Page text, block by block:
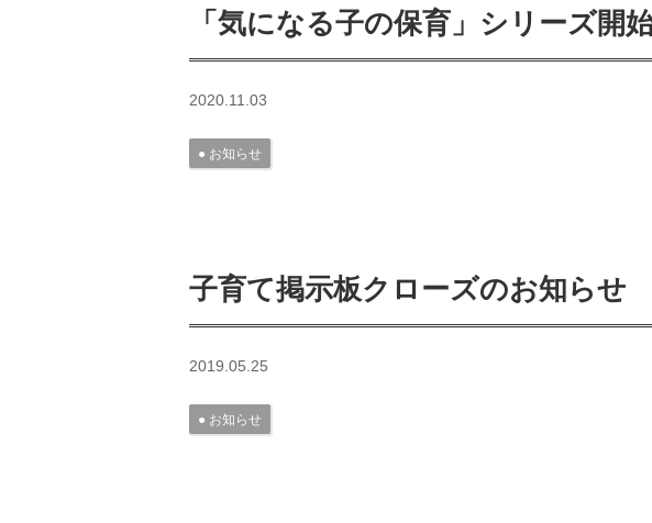
「気になる子の保育」シリーズ開
2020.11.03
お知らせ
子育て掲示板クローズのお知らせ
2019.05.25
お知らせ